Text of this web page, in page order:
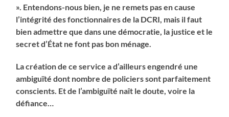
». Entendons-nous bien, je ne remets pas en cause
l’intégrité des fonctionnaires de la DCRI, mais il faut
bien admettre que dans une démocratie, la justice et le
secret d’État ne font pas bon ménage.
La création de ce service a d’ailleurs engendré une
ambiguïté dont nombre de policiers sont parfaitement
conscients. Et de l’ambiguïté naît le doute, voire la
défiance…